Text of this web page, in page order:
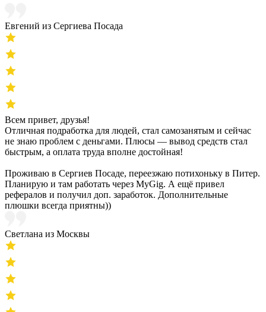
Евгений из Сергиева Посада
Всем привет, друзья!
Отличная подработка для людей, стал самозанятым и сейчас
не знаю проблем с деньгами. Плюсы — вывод средств стал
быстрым, а оплата труда вполне достойная!
Проживаю в Сергиев Посаде, переезжаю потихоньку в Питер.
Планирую и там работать через MyGig. А ещё привел
рефералов и получил доп. заработок. Дополнительные
плюшки всегда приятны))
Светлана из Москвы